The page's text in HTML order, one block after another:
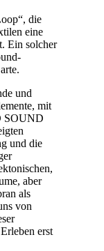
die
eine
Ein solcher
und
mit
SOUND
und die
aber
als
von
erst